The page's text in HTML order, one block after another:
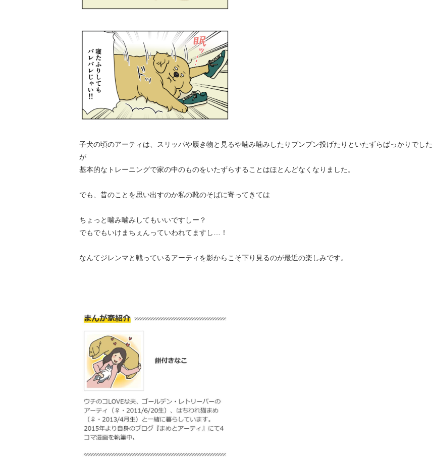
子犬の頃のアーティは、スリッパや履き物と見るや噛み噛みしたりブンブン投げたりといたずらばっかりでした
が
基本的なトレーニングで家の中のものをいたずらすることはほとんどなくなりました。
でも、昔のことを思い出すのか私の靴のそばに寄ってきては
ちょっと噛み噛みしてもいいですしー？
でもでもいけまちぇんっていわれてますし…！
なんてジレンマと戦っているアーティを影からこそ下り見るのが最近の楽しみです。